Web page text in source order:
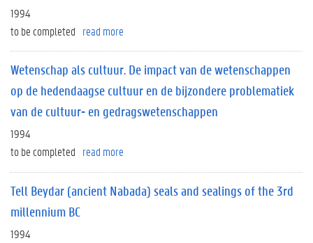
1994
to be completed read more
Wetenschap als cultuur. De impact van de wetenschappen
op de hedendaagse cultuur en de bijzondere problematiek
van de cultuur- en gedragswetenschappen
1994
to be completed read more
Tell Beydar (ancient Nabada) seals and sealings of the 3rd
millennium BC
1994